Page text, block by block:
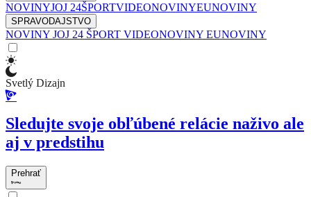
NOVINYJOJ 24ŠPORTVIDEONOVINYEUNOVINY
SPRAVODAJSTVO
NOVINY JOJ 24 ŠPORT VIDEONOVINY EUNOVINY
Svetlý Dizajn
Sledujte svoje obľúbené relácie naživo ale
aj v predstihu
Prehrať